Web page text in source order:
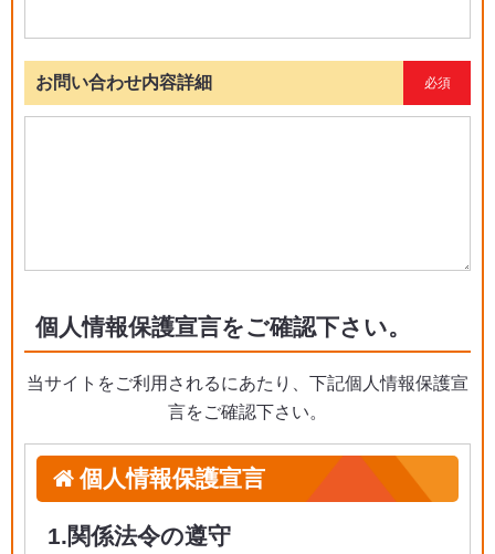
お問い合わせ内容詳細 必須
個人情報保護宣言をご確認下さい。
当サイトをご利用されるにあたり、下記個人情報保護宣
言をご確認下さい。
個人情報保護宣言
1.関係法令の遵守